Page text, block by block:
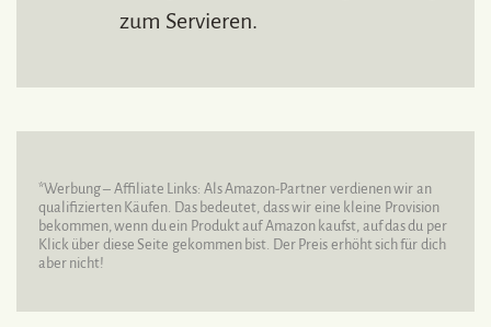
zum Servieren.
*Werbung – Affiliate Links: Als Amazon-Partner verdienen wir an
qualifizierten Käufen. Das bedeutet, dass wir eine kleine Provision
bekommen, wenn du ein Produkt auf Amazon kaufst, auf das du per
Klick über diese Seite gekommen bist. Der Preis erhöht sich für dich
aber nicht!